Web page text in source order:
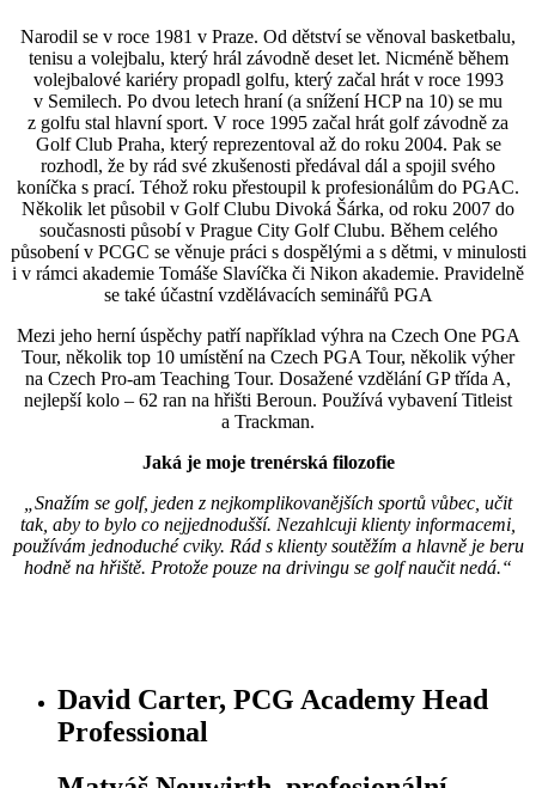
Narodil se v roce 1981 v Praze. Od dětství se věnoval basketbalu,
tenisu a volejbalu, který hrál závodně deset let. Nicméně během
volejbalové kariéry propadl golfu, který začal hrát v roce 1993
v Semilech. Po dvou letech hraní (a snížení HCP na 10) se mu
z golfu stal hlavní sport. V roce 1995 začal hrát golf závodně za
Golf Club Praha, který reprezentoval až do roku 2004. Pak se
rozhodl, že by rád své zkušenosti předával dál a spojil svého
koníčka s prací. Téhož roku přestoupil k profesionálům do PGAC.
Několik let působil v Golf Clubu Divoká Šárka, od roku 2007 do
současnosti působí v Prague City Golf Clubu. Během celého
působení v PCGC se věnuje práci s dospělými a s dětmi, v minulosti
i v rámci akademie Tomáše Slavíčka či Nikon akademie. Pravidelně
se také účastní vzdělávacích seminářů PGA
Mezi jeho herní úspěchy patří například výhra na Czech One PGA
Tour, několik top 10 umístění na Czech PGA Tour, několik výher
na Czech Pro-am Teaching Tour. Dosažené vzdělání GP třída A,
nejlepší kolo – 62 ran na hřišti Beroun. Používá vybavení Titleist
a Trackman.
Jaká je moje trenérská filozofie
„Snažím se golf, jeden z nejkomplikovanějších sportů vůbec, učit
tak, aby to bylo co nejjednodušší. Nezahlcuji klienty informacemi,
používám jednoduché cviky. Rád s klienty soutěžím a hlavně je beru
hodně na hřiště. Protože pouze na drivingu se golf naučit nedá.“
David Carter, PCG Academy Head
Professional